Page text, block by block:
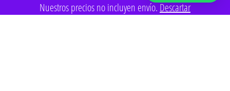
Nuestros precios no incluyen envío. Descartar